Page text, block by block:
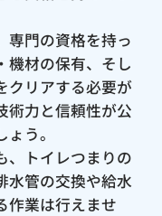
専門の資格を持っ
機材の保有、そし
クリアする必要が
術力と信頼性が公
う。
、トイレつまりの
水管の交換や給水
作業は行えませ